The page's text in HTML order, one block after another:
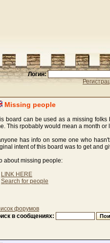
Логин:
Missing people
board can be used as a missing
This rpobably would mean a month or
has info on some one who
intent of this board was to get and
about missing people:
LINK HERE
Search for people
форумов
в сообщениях: